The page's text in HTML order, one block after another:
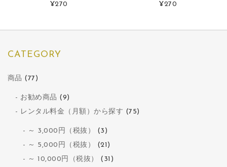
¥270 ¥270
CATEGORY
商品 (77)
お勧め商品 (9)
レンタル料金（月額）から探す (75)
～ 3,000円（税抜）
(3)
～ 5,000円（税抜）
(21)
～ 10,000円（税抜）
(31)